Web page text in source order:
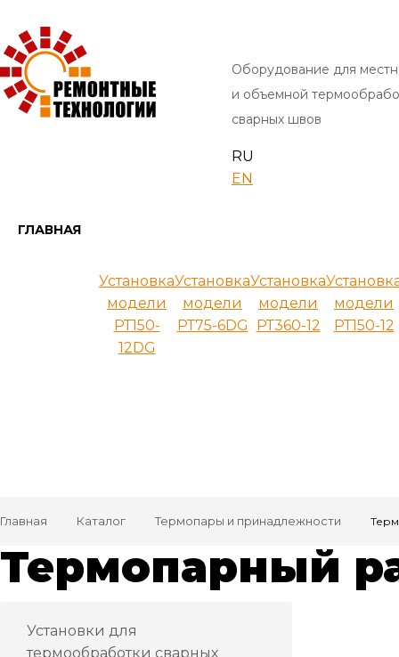
Оборудование для
и объемной
сварных швов
RU
EN
ГЛАВНАЯ
Установка
модели
РТ150-
12DG
Установка
модели
РТ75-6DG
Установка
модели
РТ360-12
модели
РТ150-12
Главная Каталог Термопары и принадлежности
Термопарный
Установки для
термообработки сварных